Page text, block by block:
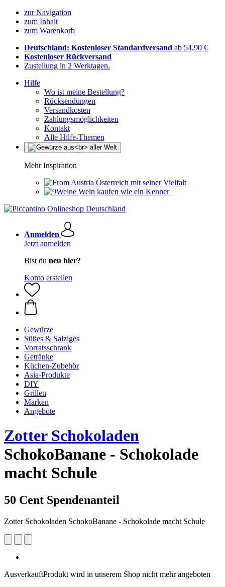
zur Navigation
zum Inhalt
zum Warenkorb
Deutschland: Kostenloser Standardversand ab 54,90 €
Kostenloser Rückversand
Zustellung in 2 Werktagen.
Hilfe
Wo ist meine Bestellung?
Rücksendungen
Versandkosten
Zahlungsmöglichkeiten
Kontakt
Alle Hilfe-Themen
Mehr Inspiration
Österreich mit seiner Vielfalt
Wein kaufen wie ein Kenner
Anmelden
Jetzt anmelden
Bist du neu hier?
Konto erstellen
Gewürze
Süßes & Salziges
Vorratsschrank
Getränke
Küchen-Zubehör
Asia-Produkte
DIY
Grillen
Marken
Angebote
Zotter Schokoladen
SchokoBanane - Schokolade
macht Schule
50 Cent Spendenanteil
Zotter Schokoladen SchokoBanane - Schokolade macht Schule
AusverkauftProdukt wird in unserem Shop nicht mehr angeboten